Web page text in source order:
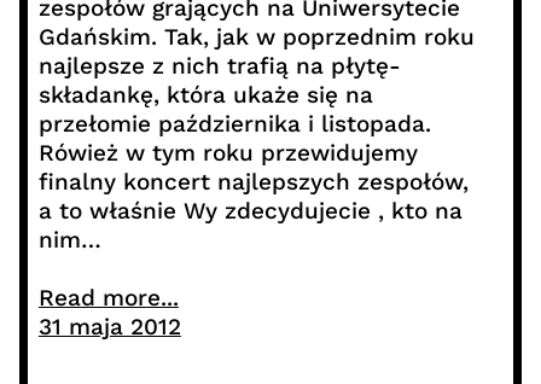
zespołów grających na Uniwersytecie
Gdańskim. Tak, jak w poprzednim roku
najlepsze z nich trafią na płytę-
składankę, która ukaże się na
przełomie października i listopada.
Rówież w tym roku przewidujemy
finalny koncert najlepszych zespołów,
a to właśnie Wy zdecydujecie , kto na
nim…
Read more...
31 maja 2012